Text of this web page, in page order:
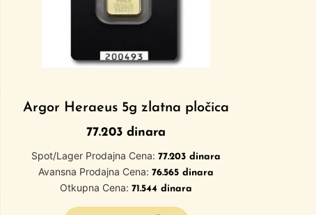
Argor Heraeus 5g zlatna pločica
77.203 dinara
Spot/Lager Prodajna Cena: 77.203 dinara
Avansna Prodajna Cena: 76.565 dinara
Otkupna Cena: 71.544 dinara